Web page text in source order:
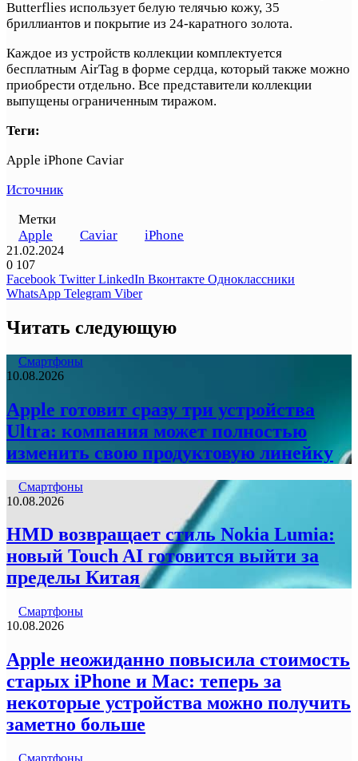
Butterflies использует белую телячью кожу, 35
бриллиантов и покрытие из 24-каратного золота.
Каждое из устройств коллекции комплектуется
бесплатным AirTag в форме сердца, который также можно
приобрести отдельно. Все представители коллекции
выпущены ограниченным тиражом.
Теги:
Apple iPhone Caviar
Источник
Метки
Apple
Caviar iPhone
21.02.2024
0 107
Facebook Twitter LinkedIn Вконтакте Одноклассники
WhatsApp Telegram Viber
Читать следующую
Смартфоны
10.08.2026
Apple готовит сразу три устройства
Ultra: компания может полностью
изменить свою продуктовую линейку
Смартфоны
10.08.2026
HMD возвращает стиль Nokia Lumia:
новый Touch AI готовится выйти за
пределы Китая
Смартфоны
10.08.2026
Apple неожиданно повысила стоимость
старых iPhone и Mac: теперь за
некоторые устройства можно получить
заметно больше